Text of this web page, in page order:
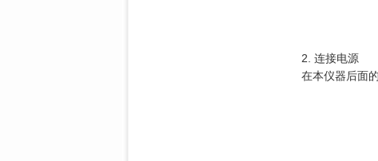
2. 连接电源
在本仪器后面